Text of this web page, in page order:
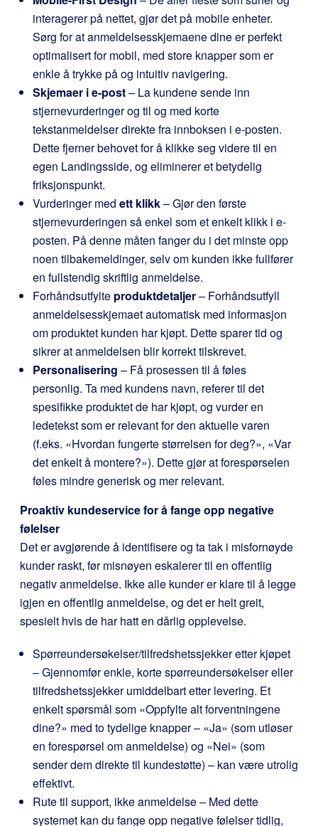
interagerer på nettet, gjør det på mobile enheter.
Sørg for at anmeldelsesskjemaene dine er perfekt
optimalisert for mobil, med store knapper som er
enkle å trykke på og intuitiv navigering.
Skjemaer i e-post– La kundene sende inn
stjernevurderinger og til og med korte
tekstanmeldelser direkte fra innboksen i e-posten.
Dette fjerner behovet for å klikke seg videre til en
egen Landingsside, og eliminerer et betydelig
friksjonspunkt.
Vurderinger med ett klikk– Gjør den første
stjernevurderingen så enkel som et enkelt klikk i e-
posten. På denne måten fanger du i det minste opp
noen tilbakemeldinger, selv om kunden ikke fullfører
en fullstendig skriftlig anmeldelse.
Forhåndsutfylte produktdetaljer– Forhåndsutfyll
anmeldelsesskjemaet automatisk med informasjon
om produktet kunden har kjøpt. Dette sparer tid og
sikrer at anmeldelsen blir korrekt tilskrevet.
Personalisering – Få prosessen til å føles
personlig. Ta med kundens navn, referer til det
spesifikke produktet de har kjøpt, og vurder en
ledetekst som er relevant for den aktuelle varen
(f.eks. «Hvordan fungerte størrelsen for deg?», «Var
det enkelt å montere?»). Dette gjør at forespørselen
føles mindre generisk og mer relevant.
Proaktiv kundeservice for å fange opp negative
følelser
Det er avgjørende å identifisere og ta tak i misfornøyde
kunder raskt, før misnøyen eskalerer til en offentlig
negativ anmeldelse. Ikke alle kunder er klare til å legge
igjen en offentlig anmeldelse, og det er helt greit,
spesielt hvis de har hatt en dårlig opplevelse.
Spørreundersøkelser/tilfredshetssjekker etter kjøpet
– Gjennomfør enkle, korte spørreundersøkelser eller
tilfredshetssjekker umiddelbart etter levering. Et
enkelt spørsmål som «Oppfylte alt forventningene
dine?» med to tydelige knapper – «Ja» (som utløser
en forespørsel om anmeldelse) og «Nei» (som
sender dem direkte til kundestøtte) – kan være utrolig
effektivt.
Rute til support, ikke anmeldelse – Med dette
systemet kan du fange opp negative følelser tidlig,